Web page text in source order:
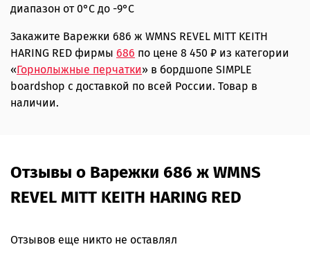
диапазон от 0°C до -9°C
Закажите Варежки 686 ж WMNS REVEL MITT KEITH
HARING RED фирмы 686 по цене 8 450 ₽ из категории
«Горнолыжные перчатки» в бордшопе SIMPLE
boardshop с доставкой по всей России. Товар в
наличии.
Отзывы о Варежки 686 ж WMNS
REVEL MITT KEITH HARING RED
Отзывов еще никто не оставлял